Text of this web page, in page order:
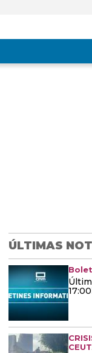
ÚLTIMAS